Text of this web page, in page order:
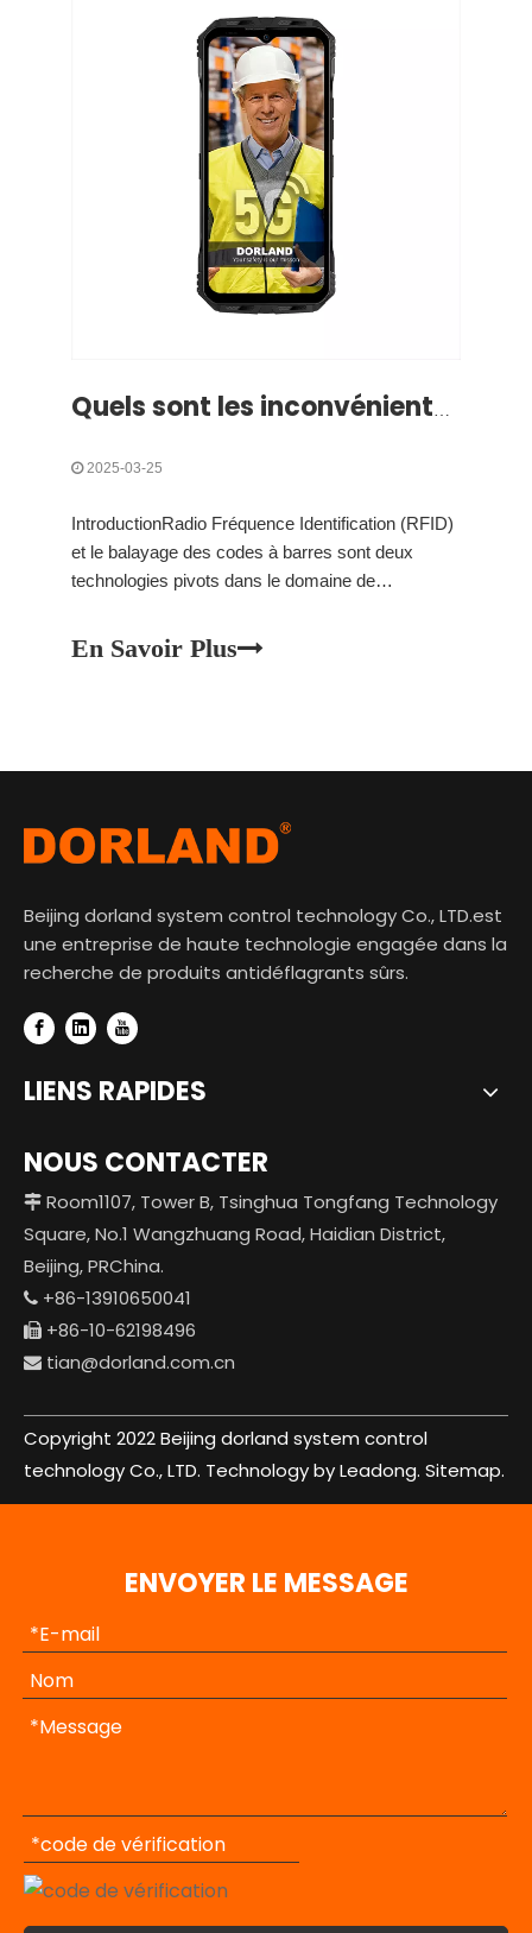
Quels sont les inconvénients du RFID sur le code-barres?
2025-03-25
IntroductionRadio Fréquence Identification (RFID)
et le balayage des codes à barres sont deux
technologies pivots dans le domaine de
données. Alors que les deux servent le but
En Savoir Plus
Beijing dorland system control technology Co., LTD.est
une entreprise de haute technologie engagée dans la
recherche de produits antidéflagrants sûrs.
LIENS RAPIDES
NOUS CONTACTER
 Room1107, Tower B, Tsinghua Tongfang Technology
Square, No.1 Wangzhuang Road, Haidian District,
Beijing, PRChina.
 +86-13910650041
 +86-10-62198496
 tian@dorland.com.cn
Copyright 2022 Beijing dorland system control
technology Co., LTD. Technology by Leadong. Sitemap.
ENVOYER LE MESSAGE